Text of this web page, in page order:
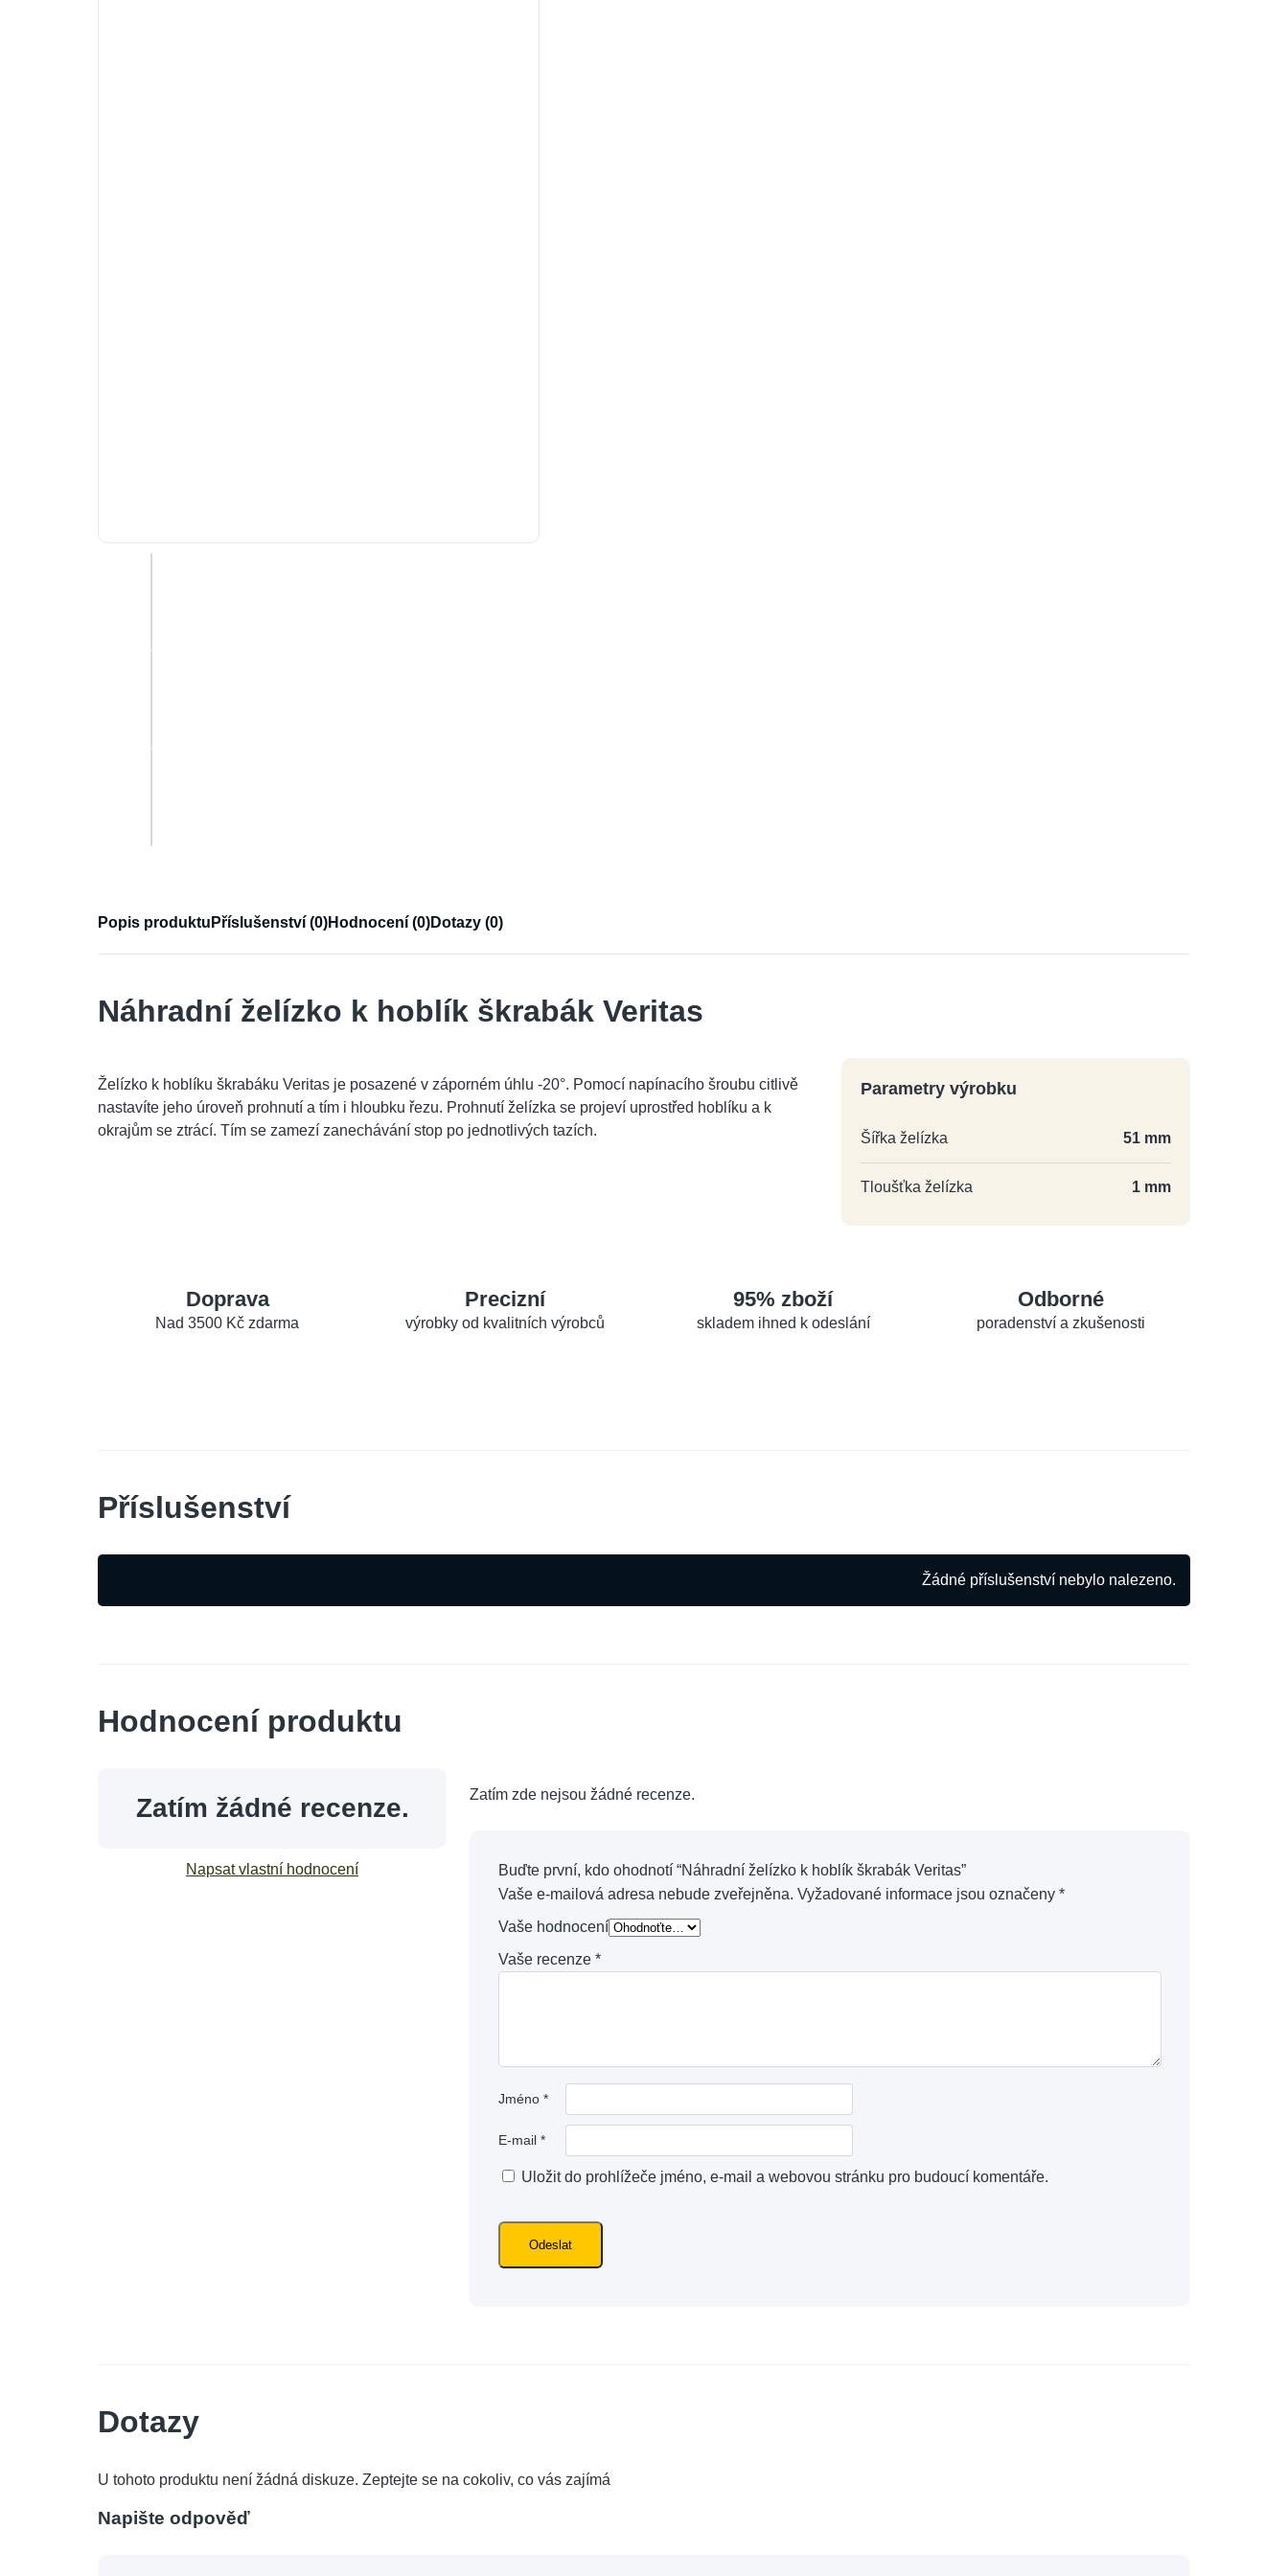
Popis produktu Příslušenství (0)Hodnocení (0)Dotazy (0)
Náhradní želízko k hoblík škrabák Veritas
Želízko k hoblíku škrabáku Veritas je posazené v záporném úhlu -20°. Pomocí napínacího šroubu citlivě
nastavíte jeho úroveň prohnutí a tím i hloubku řezu. Prohnutí želízka se projeví uprostřed hoblíku a k
okrajům se ztrácí. Tím se zamezí zanechávání stop po jednotlivých tazích.
Parametry výrobku
Šířka želízka 51 mm
Tloušťka želízka 1 mm
Doprava
Nad 3500 Kč zdarma
Precizní
výrobky od kvalitních výrobců
95% zboží
skladem ihned k odeslání
Odborné
poradenství a zkušenosti
Příslušenství
Žádné příslušenství nebylo nalezeno.
Hodnocení produktu
Zatím žádné recenze.
Napsat vlastní hodnocení
Zatím zde nejsou žádné recenze.
Buďte první, kdo ohodnotí “Náhradní želízko k hoblík škrabák Veritas”
Vaše e-mailová adresa nebude zveřejněna. Vyžadované informace jsou označeny *
Vaše hodnocení
Vaše recenze *
Jméno *
E-mail *
Uložit do prohlížeče jméno, e-mail a webovou stránku pro budoucí komentáře.
Dotazy
U tohoto produktu není žádná diskuze. Zeptejte se na cokoliv, co vás zajímá
Napište odpověď